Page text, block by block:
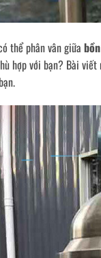
thể phân vân giữa
hợp với bạn? Bài